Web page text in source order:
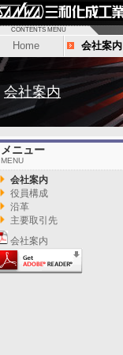
会社案内
CONTENTS MENU
Home 会社案内
メニュー
MENU
会社案内
役員構成
沿革
主要取引先
会社案内